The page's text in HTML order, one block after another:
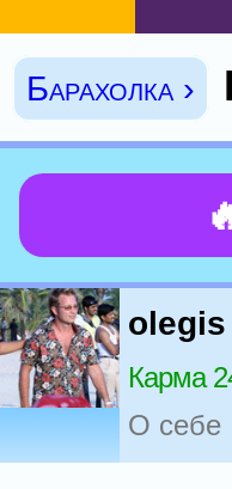
Барахолка ›
olegis
Карма
О себе